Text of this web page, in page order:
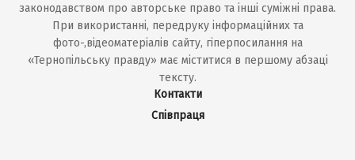
законодавством про авторське право та інші суміжні права.
При використанні, передруку інформаційних та
фото-,відеоматеріалів сайту, гіперпосилання на
«Тернопільську правду» має міститися в першому абзаці
тексту.
Контакти
Співпраця